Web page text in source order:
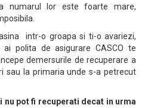
numarul lor este foarte mare,
intr-o groapa si ti-o avariezi,
polita de asigurare CASCO te
demersurile de recuperare a
sau la primaria unde s-a petrecut
nu pot fi recuperati decat in urma